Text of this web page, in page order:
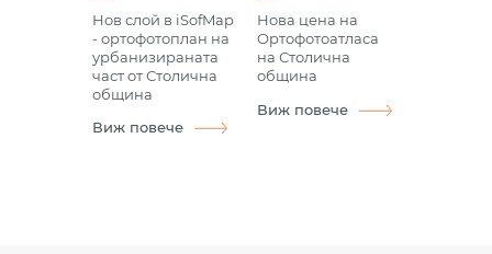
Нов слой в iSofMap
- ортофотоплан на
урбанизираната
част от Столична
община
Виж повече
Нова цена на
Ортофотоатласа
на Столична
община
Виж повече